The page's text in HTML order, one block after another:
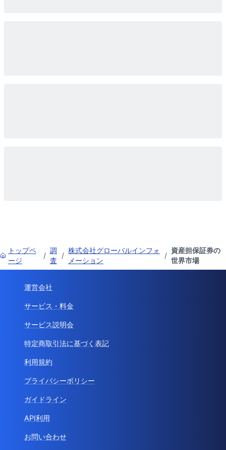
トップペ
ージ
/
調
査
/
株式会社グローバルインフォ
メーション
/
資産担保証券の
世界市場
運営会社
サービス・料金
サービス説明会
特定商取引法に基づく表記
利用規約
プライバシーポリシー
ガイドライン
API利用
お問い合わせ